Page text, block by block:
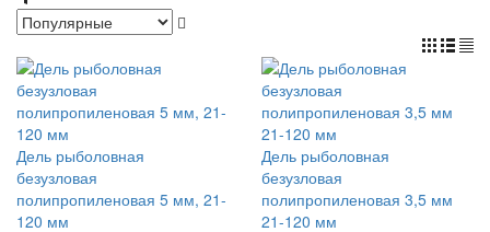
Дель рыболовная
безузловая
полипропиленовая 5 мм, 21-
120 мм
Дель рыболовная
безузловая
полипропиленовая 3,5 мм
21-120 мм